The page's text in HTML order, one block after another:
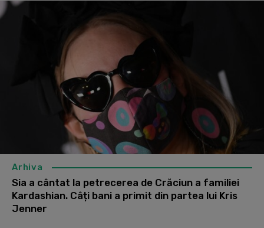
Arhiva
Sia a cântat la petrecerea de Crăciun a familiei
Kardashian. Câți bani a primit din partea lui Kris
Jenner